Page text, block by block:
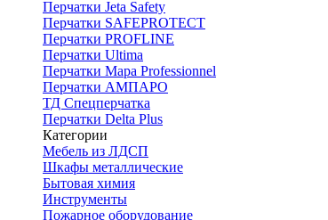
Перчатки Jeta Safety
Перчатки SAFEPROTECT
Перчатки PROFLINE
Перчатки Ultima
Перчатки Мара Professionnel
Перчатки АМПАРО
ТД Спецперчатка
Перчатки Delta Plus
Категории
Мебель из ЛДСП
Шкафы металлические
Бытовая химия
Инструменты
Пожарное оборудование